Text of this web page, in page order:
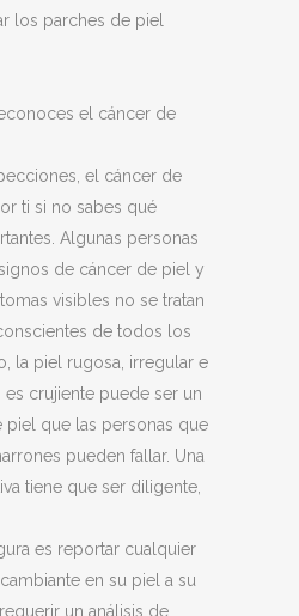
los parches de piel
el cáncer de
el cáncer de
ti si no sabes qué
Algunas personas
de cáncer de piel y
visibles no se tratan
de todos los
la piel rugosa, irregular e
es crujiente puede ser un
que las personas que
pueden fallar. Una
tiene que ser diligente,
es reportar cualquier
en su piel a su
un análisis de